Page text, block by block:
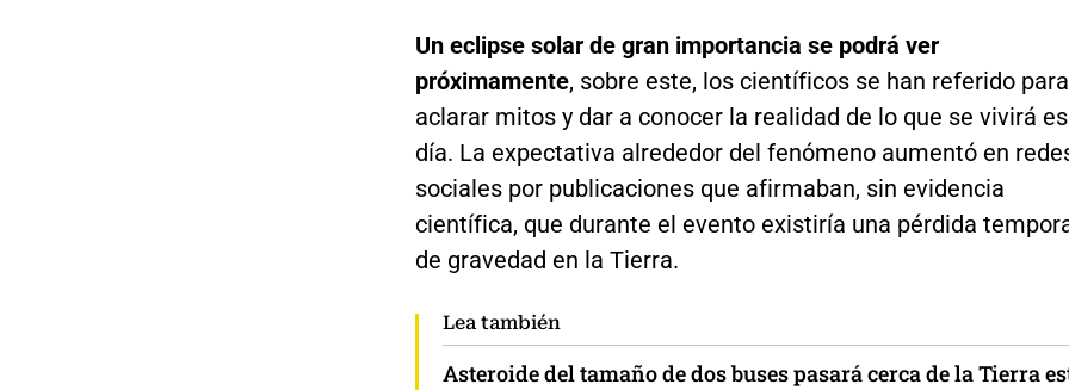
Un eclipse solar de gran importancia se podrá ver
próximamente, sobre este, los científicos se han referido para
aclarar mitos y dar a conocer la realidad de lo que se vivirá
día. La expectativa alrededor del fenómeno aumentó en
sociales por publicaciones que afirmaban, sin evidencia
científica, que durante el evento existiría una pérdida
de gravedad en la Tierra.
Lea también
Asteroide del tamaño de dos buses pasará cerca de la Tierra